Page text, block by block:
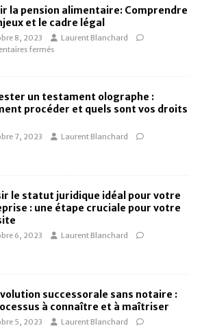
la pension alimentaire: Comprendre
et le cadre légal
8, 2023
Laurent Blanchard
fermés
un testament olographe :
procéder et quels sont vos droits
7, 2023
Laurent Blanchard
le statut juridique idéal pour votre
: une étape cruciale pour votre
6, 2023
Laurent Blanchard
successorale sans notaire :
à connaître et à maîtriser
5, 2023
Laurent Blanchard